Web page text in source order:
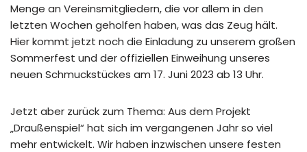
Menge an Vereinsmitgliedern, die vor allem in den
letzten Wochen geholfen haben, was das Zeug hält.
Hier kommt jetzt noch die Einladung zu unserem großen
Sommerfest und der offiziellen Einweihung unseres
neuen Schmuckstückes am 17. Juni 2023 ab 13 Uhr.
Jetzt aber zurück zum Thema: Aus dem Projekt
„Draußenspiel“ hat sich im vergangenen Jahr so viel
mehr entwickelt. Wir haben inzwischen unsere festen